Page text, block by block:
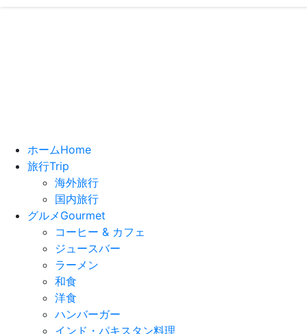
ホームHome
旅行Trip
海外旅行
国内旅行
グルメ Gourmet
コーヒー & カフェ
ジュースバー
ラーメン
和食
洋食
ハンバーガー
インド・パキスタン料理